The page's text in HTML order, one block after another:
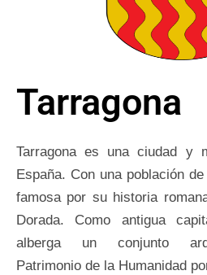
Tarragona
Tarragona es una ciudad y
España. Con una población
famosa por su historia
Dorada. Como antigua
alberga un conjunto
Patrimonio de la Humanidad